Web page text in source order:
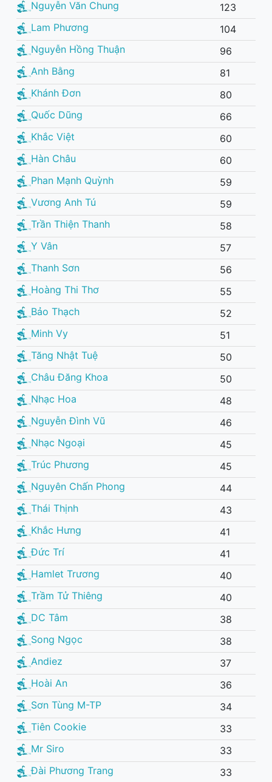
Nguyễn Văn Chung
123
Lam Phương
104
Nguyễn Hồng Thuận
96
Anh Bằng
81
Khánh Đơn
80
Quốc Dũng
66
Khắc Việt
60
Hàn Châu
60
Phan Mạnh Quỳnh
59
Vương Anh Tú
59
Trần Thiện Thanh
58
Y Vân
57
Thanh Sơn
56
Hoàng Thi Thơ
55
Bảo Thạch
52
Minh Vy
51
Tăng Nhật Tuệ
50
Châu Đăng Khoa
50
Nhạc Hoa
48
Nguyễn Đình Vũ
46
Nhạc Ngoại
45
Trúc Phương
45
Nguyên Chấn Phong
44
Thái Thịnh
43
Khắc Hưng
41
Đức Trí
41
Hamlet Trương
40
Trầm Tử Thiêng
40
DC Tâm
38
Song Ngọc
38
Andiez
37
Hoài An
36
Sơn Tùng M-TP
34
Tiên Cookie
33
Mr Siro
33
Đài Phương Trang
33